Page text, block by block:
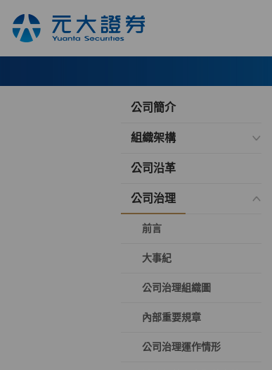
公司簡介
組織架構
公司沿革
公司治理
前言
大事紀
公司治理組織圖
內部重要規章
公司治理運作情形